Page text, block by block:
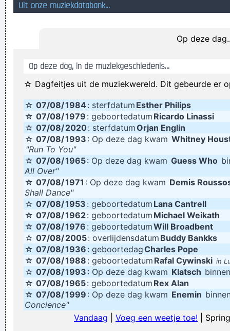
Het lijkt erop dat je het einde hebt bereikt
Slagroom in de saxofoon in de saferoom
one in the seeds apeice
De maan is een groupie van Richard Klepelgieter
TS Project TS Macon TS Mason Silvertear Ignorant DJ Peavey
Blaster Jack Matthew Tyson
'is jouw kapper dood? Je haar lijkt nergens op hahahaha!' -
'Nee, hij zit in de gevangenis, hij heeft jouw tandarts
vermoord'
De parachutist kwam uit de lucht gevallen
Defensief loop het de laatste tijd goed, maar voorin mogen
we wat scherper zijn
Verknoei je tijd op een nuttige manier!
Geej se lèllike voel hod!
Uit onze muziekdatabank...
Op deze
Op deze dag, in de muziekgeschiedenis...
☆ Dagfeitjes uit de muziekwereld. Dit gebeurde er
☆ 07/08/1984 : sterfdatum Esther Philips
☆ 07/08/1979 : geboortedatum Ricardo Linassi
☆ 07/08/2020: sterfdatumOrjan Englin
☆ 07/08/1993 : Op deze dag kwam Whitney
"Run To You"
☆ 07/08/1965: Op deze dag kwam Guess Who
All Over"
☆ 07/08/1971 : Op deze dag kwam Demis
Shall Dance"
☆ 07/08/1953 : geboortedatum Lana Cantrell
☆ 07/08/1962: geboortedatum Michael Weikath
☆ 07/08/1976 : geboortedatumWill Broadbent
☆ 07/08/2005: overlijdensdatum Buddy Bankks
☆ 07/08/1936 : geboortedagCharles Pope
☆ 07/08/1988 : geboortedatum Rafal Cywinski in
☆ 07/08/1993 : Op deze dag kwam Klatsch
☆ 07/08/1965: geboortedatum Rex Alan
☆ 07/08/1999 : Op deze dag kwam Enemin
Concience"
Vandaag
Voeg een weetje toe! |